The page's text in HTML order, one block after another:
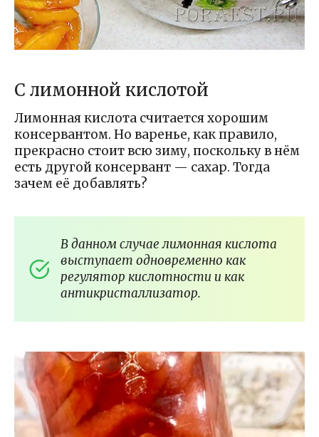
С лимонной кислотой
Лимонная кислота считается хорошим
консервантом. Но варенье, как правило,
прекрасно стоит всю зиму, поскольку в нём
есть другой консервант — сахар. Тогда
зачем её добавлять?
В данном случае лимонная кислота
выступает одновременно как
регулятор кислотности и как
антикристаллизатор.